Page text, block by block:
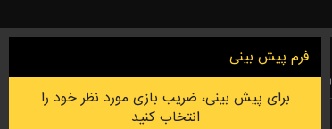
لیگ فوتبال استرالیایی
فرم پیش بینی
برای پیش بینی، ضریب بازی مورد نظر خود را
انتخاب کنید